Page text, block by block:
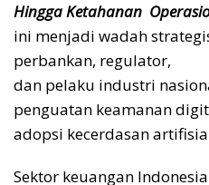
Hingga Ketahanan
ini menjadi wadah
perbankan, regulator,
dan pelaku industri
penguatan keamanan
adopsi kecerdasan
Sektor keuangan